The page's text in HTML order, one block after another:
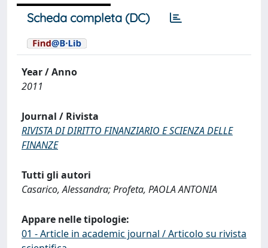
Scheda completa (DC)
Year / Anno
2011
Journal / Rivista
RIVISTA DI DIRITTO FINANZIARIO E SCIENZA DELLE
FINANZE
Tutti gli autori
Casarico, Alessandra; Profeta, PAOLA ANTONIA
Appare nelle tipologie:
01 - Article in academic journal / Articolo su rivista